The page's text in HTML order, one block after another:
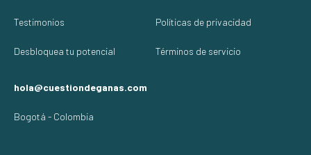
Testimonios
Desbloquea tu potencial
Políticas de privacidad
Términos de servicio
hola@cuestiondeganas.com
Bogotá - Colombia